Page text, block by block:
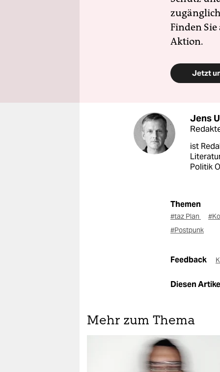
Finden
Aktion.
Jetzt
Jens
ist
Politik
Themen
#taz Plan
#Postpunk
Feedback
Diesen
Mehr zum Thema